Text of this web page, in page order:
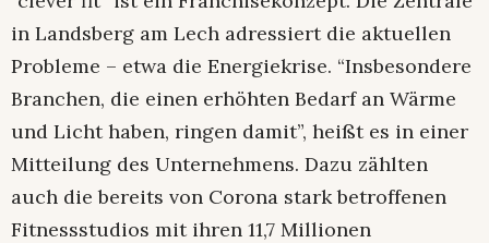
in Landsberg am Lech adressiert die aktuellen
Probleme – etwa die Energiekrise. “Insbeson­dere
Branchen, die einen erhöhten Bedarf an Wärme
und Licht haben, ringen damit”, heißt es in einer
Mitteilung des Unternehmens. Dazu zählten
auch die bereits von Corona stark betroffenen
Fitnessstudios mit ihren 11,7 Millionen